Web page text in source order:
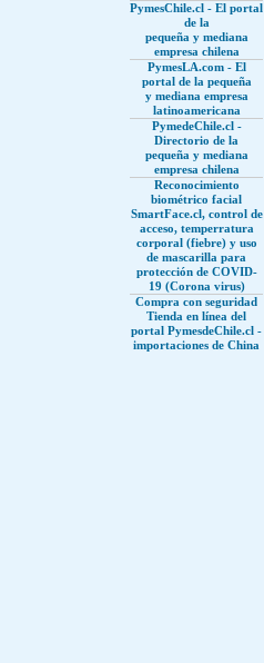
PymesChile.cl - El portal
de la
pequeña y mediana
empresa chilena
PymesLA.com - El
portal de la pequeña
y mediana empresa
latinoamericana
PymedeChile.cl -
Directorio de la
pequeña y mediana
empresa chilena
Reconocimiento
biométrico facial
SmartFace.cl, control de
acceso, temperratura
corporal (fiebre) y uso
de mascarilla para
protección de COVID-
19 (Corona virus)
Compra con seguridad
Tienda en línea del
portal PymesdeChile.cl -
importaciones de China